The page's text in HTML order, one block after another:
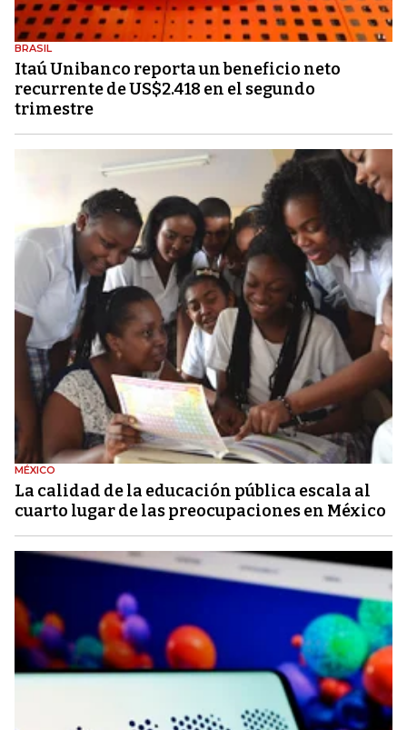
BRASIL
Itaú Unibanco reporta un beneficio neto
recurrente de US$2.418 en el segundo
trimestre
MÉXICO
La calidad de la educación pública escala al
cuarto lugar de las preocupaciones en México